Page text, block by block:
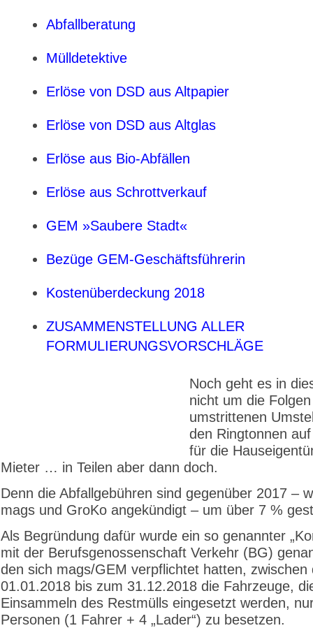
Abfallberatung
Mülldetektive
Erlöse von DSD aus Altpapier
Erlöse von DSD aus Altglas
Erlöse aus Bio-Abfällen
Erlöse aus Schrottverkauf
GEM »Saubere Stadt«
Bezüge GEM-Geschäftsführerin
Kostenüberdeckung 2018
ZUSAMMENSTELLUNG ALLER
FORMULIERUNGSVORSCHLÄGE
Noch geht es in
nicht um die
umstrittenen
den Ringtonnen
für die
Mieter … in Teilen aber dann doch.
Denn die Abfallgebühren sind gegenüber 2017 –
mags und GroKo angekündigt – um über 7 %
Als Begründung dafür wurde ein so genannter
mit der Berufsgenossenschaft Verkehr (BG)
den sich mags/GEM verpflichtet hatten, zwischen
01.01.2018 bis zum 31.12.2018 die Fahrzeuge,
Einsammeln des Restmülls eingesetzt werden,
Personen (1 Fahrer + 4 „Lader“) zu besetzen.